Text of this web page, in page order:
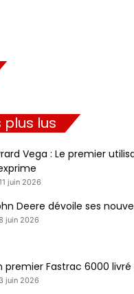
lus
Vega : Le premier
juin 2026
Deere dévoile ses
juin 2026
premier Fastrac 6000 livré
3 juin 2026